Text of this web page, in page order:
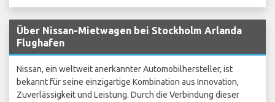
Über Nissan-Mietwagen bei Stockholm Arlanda
Flughafen
Nissan, ein weltweit anerkannter Automobilhersteller, ist
bekannt für seine einzigartige Kombination aus Innovation,
Zuverlässigkeit und Leistung. Durch die Verbindung dieser